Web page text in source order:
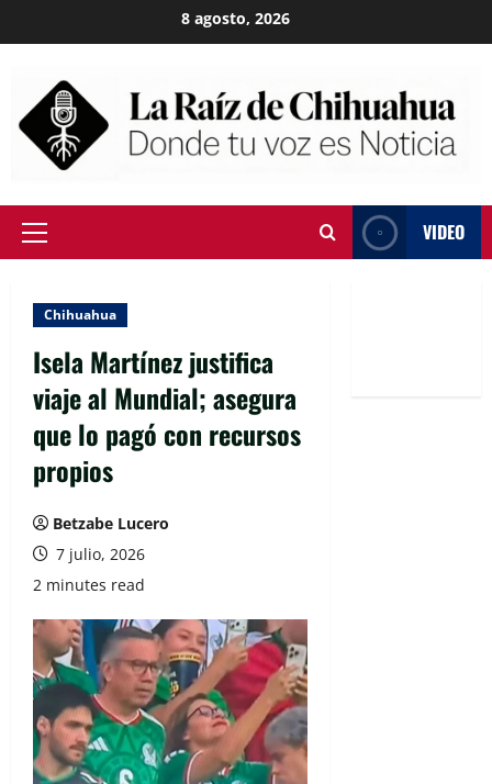
to
8 agosto, 2026
Primary
VIDEO
Chihuahua
Isela Martínez justifica
viaje al Mundial; asegura
que lo pagó con recursos
propios
Betzabe Lucero
7 julio, 2026
2 minutes read